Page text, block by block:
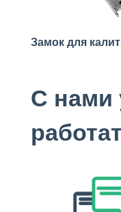
Замок для
С нами